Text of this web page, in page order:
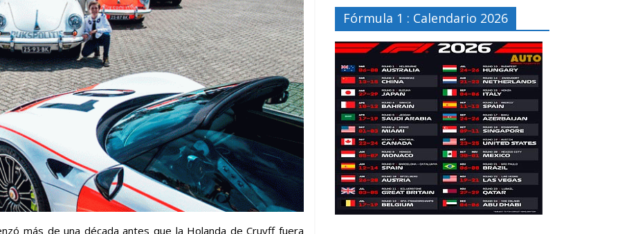
más de una década antes que la Holanda de Cruyff fuera
Fórmula 1 : Calendario 2026